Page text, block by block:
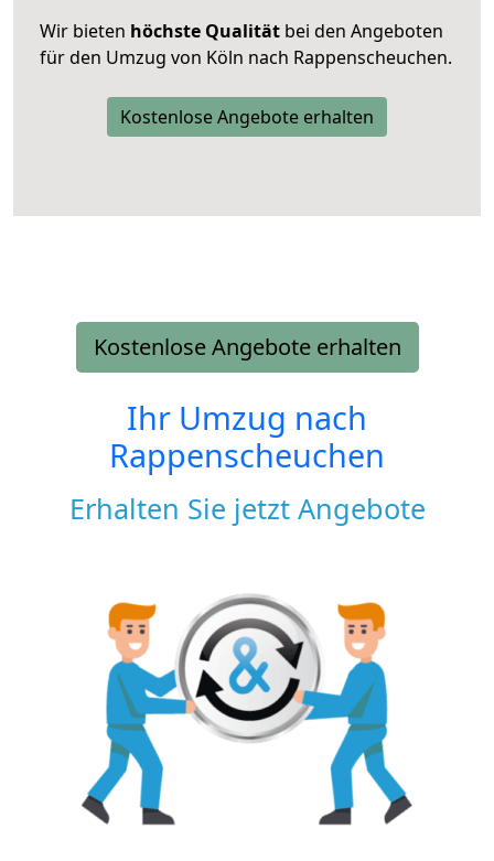
Wir bieten höchste Qualität bei den Angeboten
für den Umzug von Köln nach Rappenscheuchen.
Kostenlose Angebote erhalten
Kostenlose Angebote erhalten
Ihr Umzug nach
Rappenscheuchen
Erhalten Sie jetzt Angebote